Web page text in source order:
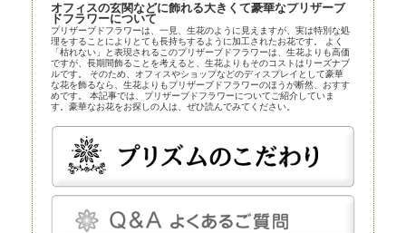
オフィスの玄関などに飾れる大きくて豪華なプリザーブ
ドフラワーについて
プリザーブドフラワーは、一見、生花のように見えますが、実は特別な処
理をすることによりとても長持ちするように加工されたお花です。 よく
「枯れない」と表現されるこのプリザーブドフラワーは、生花よりも高価
ですが、長期間飾ることを考えると、生花よりもそのコストはリーズナブ
ルです。 そのため、オフィスやショップなどのディスプレイとして豪華
な花を飾るなら、生花よりもプリザーブドフラワーのほうが断然、おすす
めです。 本記事では、プリザーブドフラワーについてご紹介していま
す。豪華なお花をお探しの人は、ぜひ読んでみてください。
プリザーブドフラワーとほかの花の比較
プリザーブドフラワーは、近年、生花店の店頭にも並べられているので、
よく知らなくても目にしている人は多いかもしれません。まずはプリザー
ブドフラワーとほかの花とを比較してみましょう。
プリザーブドフラワー
プリザーブドフラワーは、一見、生花のように見える、人工的に加工され
ための作業も施されます。
プリザーブドフラワーは染色も可能です。そのため、生花にはありえない